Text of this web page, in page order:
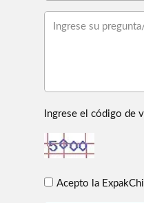
Ingrese el código de
Acepto la